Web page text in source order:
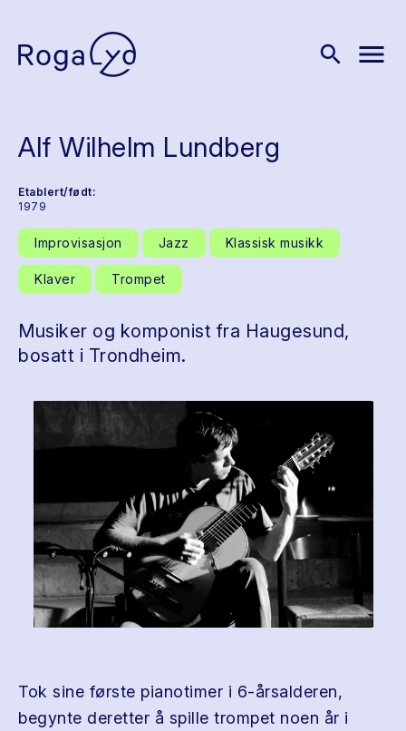
search menu
Alf Wilhelm Lundberg
Etablert/født:
1979
Improvisasjon Jazz Klassisk musikk
Klaver Trompet
Musiker og komponist fra Haugesund,
bosatt i Trondheim.
Tok sine første pianotimer i 6-årsalderen,
begynte deretter å spille trompet noen år i